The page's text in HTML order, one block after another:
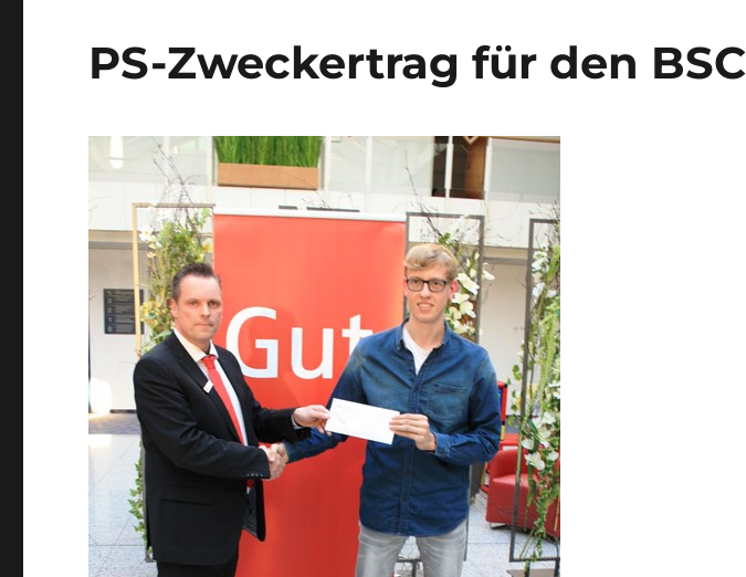
PS-Zweckertrag für den BSC